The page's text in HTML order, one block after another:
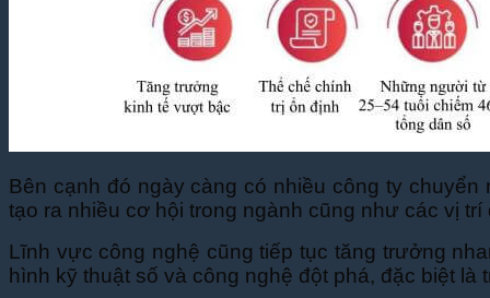
Dịch Thuật Vì Cộng Đồng
Liên Hệ & Thanh toán
Bên cạnh đó ngày càng có nhiều công ty
tạo ra nhiều cơ hội trong ngành cũng như các vị
Lĩnh vực công nghệ cũng tiếp tục tăng trưởng
hình kỹ thuật số và công nghệ đột phá, đặc biệt